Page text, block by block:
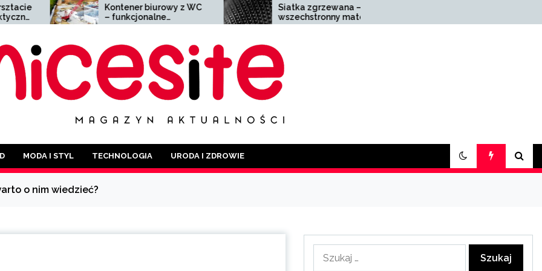
Kontener biurowy z WC
– funkcjonalne
rozwiązanie dla każdej
Siatka zgrzewana –
wszechstronny materiał
o szerokim
pomoc w trudnych
MODA I STYL TECHNOLOGIA URODA I ZDROWIE
o nim wiedzieć?